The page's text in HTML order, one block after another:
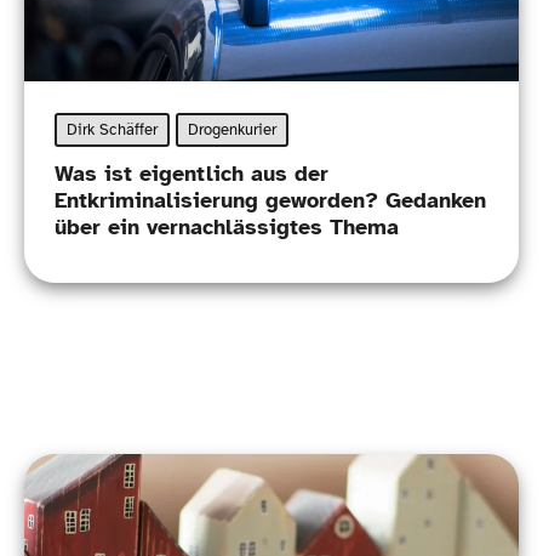
Dirk Schäffer Drogenkurier
Was ist eigentlich aus der
Entkriminalisierung geworden? Gedanken
über ein vernachlässigtes Thema